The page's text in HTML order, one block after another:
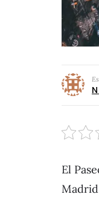
El